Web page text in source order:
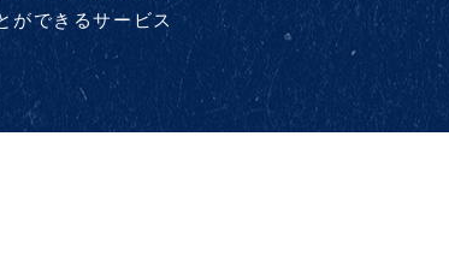
ができるサービス